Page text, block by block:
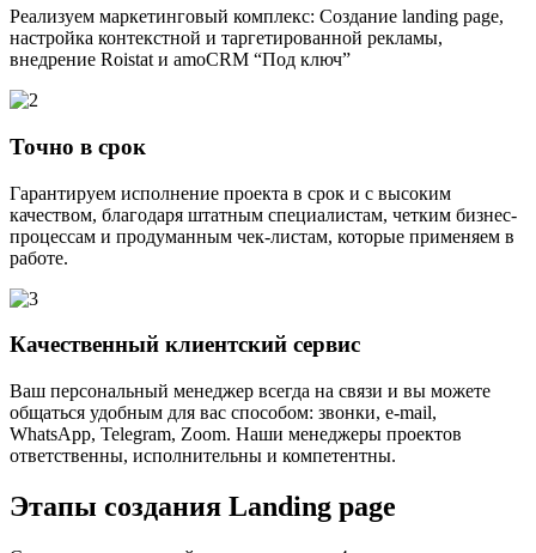
Реализуем маркетинговый комплекс: Создание landing page,
настройка контекстной и таргетированной рекламы,
внедрение Roistat и amoCRM “Под ключ”
Точно в срок
Гарантируем исполнение проекта в срок и с высоким
качеством, благодаря штатным специалистам, четким бизнес-
процессам и продуманным чек-листам, которые применяем в
работе.
Качественный клиентский сервис
Ваш персональный менеджер всегда на связи и вы можете
общаться удобным для вас способом: звонки, e-mail,
WhatsApp, Telegram, Zoom. Наши менеджеры проектов
ответственны, исполнительны и компетентны.
Этапы создания Landing page